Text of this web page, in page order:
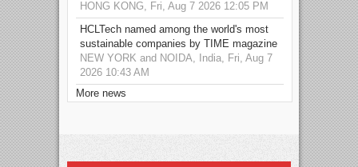
HONG KONG, Fri, Aug 7 2026 12:05 PM
HCLTech named among the world's most
sustainable companies by TIME magazine
NEW YORK and NOIDA, India, Fri, Aug 7
2026 10:43 AM
More news